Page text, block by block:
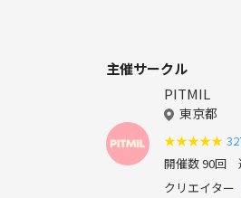
主催サークル
PITMIL
東京都
★★★★★
開催数 90回
クリエイター